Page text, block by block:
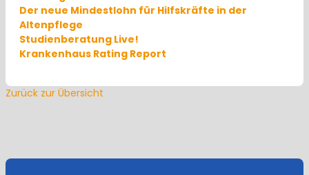
Der neue Mindestlohn für Hilfskräfte in der
Altenpflege
Studienberatung Live!
Krankenhaus Rating Report
Zurück zur Übersicht